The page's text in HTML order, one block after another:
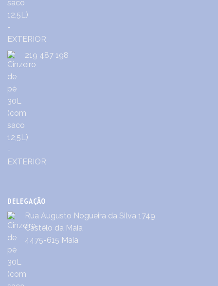
219 487 198
DELEGAÇÃO
Rua Augusto Nogueira da Silva 1749
Castêlo da Maia
4475-615 Maia